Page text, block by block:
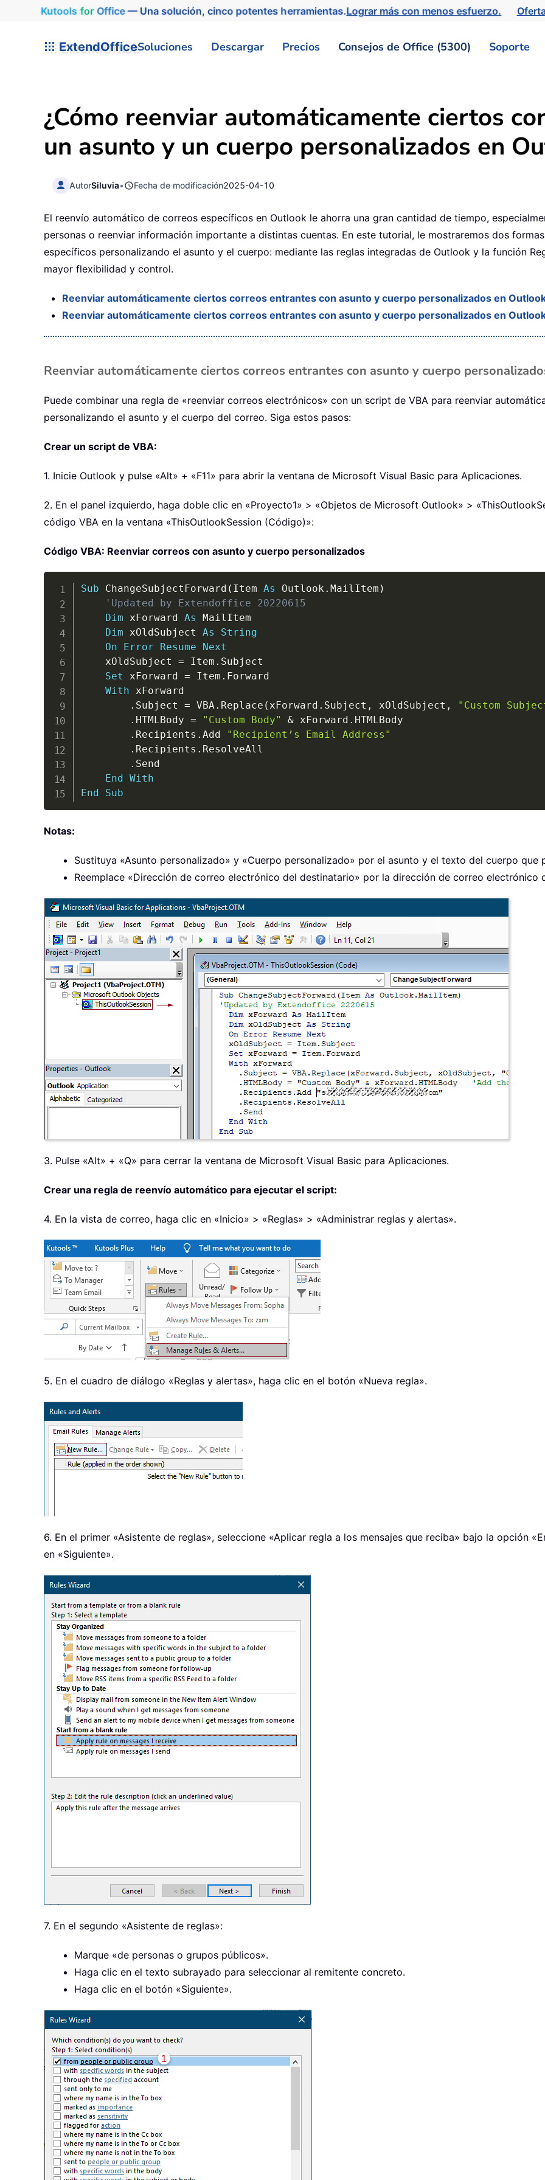
Kutools for Office— Una solución, cinco potentes herramientas.Lograr más con menos esfuerzo.
ExtendOfficeSoluciones Descargar Precios Consejos de Office (5300) Soporte
¿Cómo reenviar automáticamente ciertos
un asunto y un cuerpo personalizados en
AutorSiluvia• Fecha de modificación2025-04-10
El reenvío automático de correos específicos en Outlook le ahorra una gran cantidad de tiempo,
personas o reenviar información importante a distintas cuentas. En este tutorial, le mostraremos dos
específicos personalizando el asunto y el cuerpo: mediante las reglas integradas de Outlook y la función
mayor flexibilidad y control.
Reenviar automáticamente ciertos correos entrantes con asunto y cuerpo personalizados en
Reenviar automáticamente ciertos correos entrantes con asunto y cuerpo personalizados en
Reenviar automáticamente ciertos correos entrantes con asunto y cuerpo
Puede combinar una regla de «reenviar correos electrónicos» con un script de VBA para reenviar
personalizando el asunto y el cuerpo del correo. Siga estos pasos:
Crear un script de VBA:
1. Inicie Outlook y pulse «Alt» + «F11» para abrir la ventana de Microsoft Visual Basic para Aplicaciones.
2. En el panel izquierdo, haga doble clic en «Proyecto1» > «Objetos de Microsoft Outlook» >
código VBA en la ventana «ThisOutlookSession (Código)»:
Código VBA: Reenviar correos con asunto y cuerpo personalizados
Sub ChangeSubjectForward ( Item As Outlook . MailItem )
'Updated by Extendoffice 20220615
Dim xForward As MailItem
Dim xOldSubject As
String
On
Error Resume
Next
    xOldSubject
= Item . Subject
Set xForward = Item . Forward
With xForward
. Subject = VBA. Replace ( xForward . Subject , xOldSubject , "Custom
. HTMLBody = "Custom Body" & xForward . HTMLBody
. Recipients . Add
"Recipient’s Email Address"
. Recipients . ResolveAll
. Send
End
With
End
Sub
Notas:
Sustituya «Asunto personalizado» y «Cuerpo personalizado» por el asunto y el texto del cuerpo que
Reemplace «Dirección de correo electrónico del destinatario» por la dirección de correo electrónico
3. Pulse «Alt» + «Q» para cerrar la ventana de Microsoft Visual Basic para Aplicaciones.
Crear una regla de reenvío automático para ejecutar el script:
4. En la vista de correo, haga clic en «Inicio» > «Reglas» > «Administrar reglas y alertas».
5. En el cuadro de diálogo «Reglas y alertas», haga clic en el botón «Nueva regla».
6. En el primer «Asistente de reglas», seleccione «Aplicar regla a los mensajes que reciba» bajo la opción
en «Siguiente».
7. En el segundo «Asistente de reglas»:
Marque «de personas o grupos públicos».
Haga clic en el texto subrayado para seleccionar al remitente concreto.
Haga clic en el botón «Siguiente».